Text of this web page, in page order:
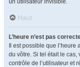
un utilisateur invisible.
Haut
L’heure n’est pas
Il est possible que
du vôtre. Si tel était le
contrôle de l’utilisateur et